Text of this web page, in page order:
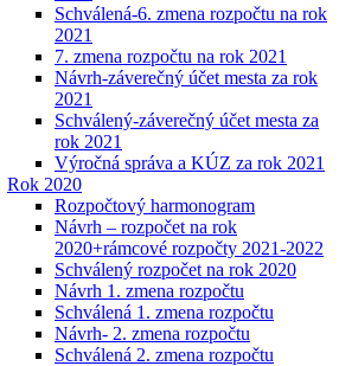
Schválená-6. zmena rozpočtu na rok
2021
7. zmena rozpočtu na rok 2021
Návrh-záverečný účet mesta za rok
2021
Schválený-záverečný účet mesta za
rok 2021
Výročná správa a KÚZ za rok 2021
Rok 2020
Rozpočtový harmonogram
Návrh – rozpočet na rok
2020+rámcové rozpočty 2021-2022
Schválený rozpočet na rok 2020
Návrh 1. zmena rozpočtu
Schválená 1. zmena rozpočtu
Návrh- 2. zmena rozpočtu
Schválená 2. zmena rozpočtu